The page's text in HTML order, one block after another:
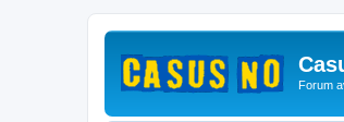
Forum